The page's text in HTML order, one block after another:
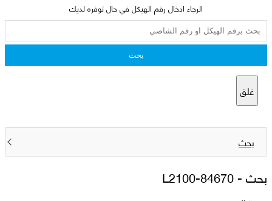
الرجاء ادخال رقم الهيكل في حال توفره لديك
بحث
غلق
بحث
بحث -84670-L2100